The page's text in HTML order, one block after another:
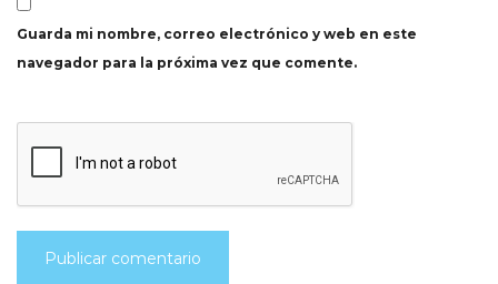
Guarda mi nombre, correo electrónico y web en este
navegador para la próxima vez que comente.